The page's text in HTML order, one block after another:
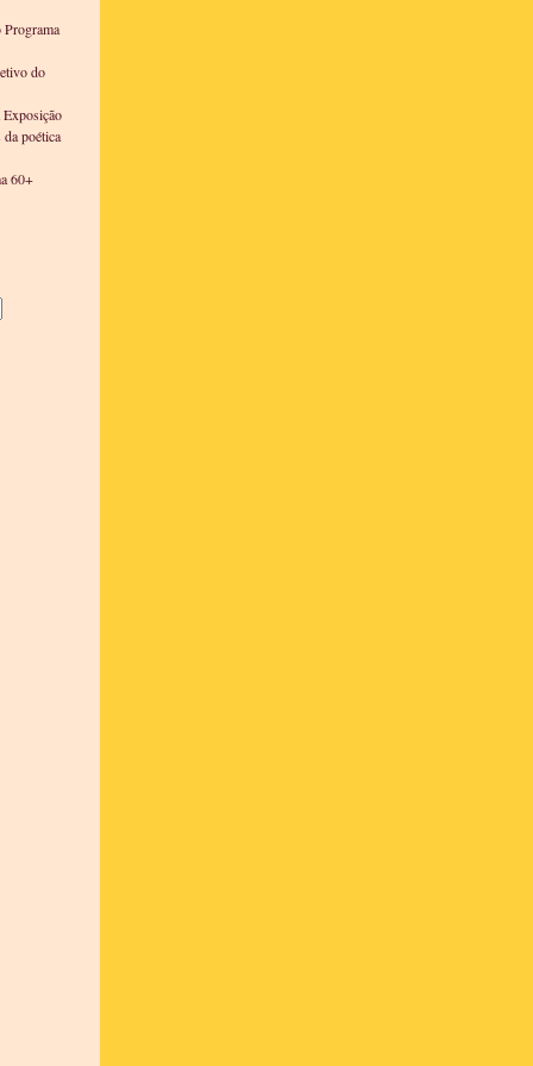
do
Exposição
poética
60+